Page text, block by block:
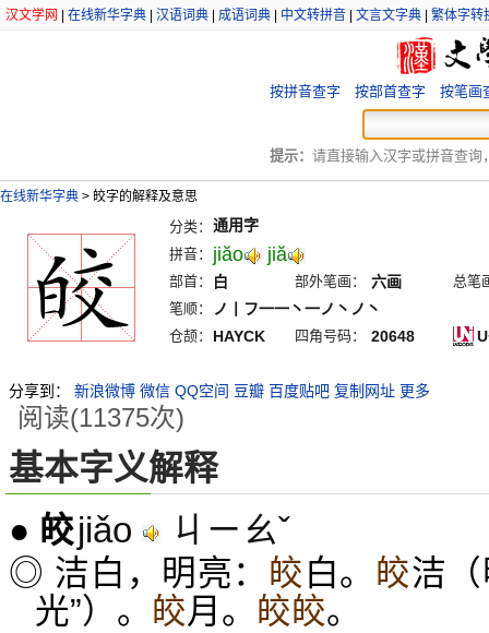
汉文学网 在线新华字典 汉语词典 成语词典 中文转拼音 文言文字典 繁体字转
按拼音查字 按部首查字 按笔画
提示： 请直接输入汉字或拼音查询
在线新华字典 > 皎字的解释及意思
分类： 通用字
拼音： jiăo jiă
部首： 白 部外笔画： 六画
总笔
笔顺：
ノ丨フ一一丶一ノ丶ノ丶
仓颉： HAYCK 四角号码： 20648
分享到： 新浪微博 微信 QQ空间 豆瓣 百度贴吧 复制网址 更多
阅读(11375次)
基本字义解释
● 皎jiǎo ㄐㄧㄠˇ
◎ 洁白，明亮： 皎白。 皎洁
光”）。 皎月。 皎皎。